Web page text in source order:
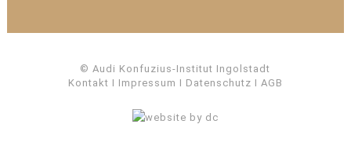
© Audi Konfuzius-Institut Ingolstadt
Kontakt I Impressum I Datenschutz I AGB